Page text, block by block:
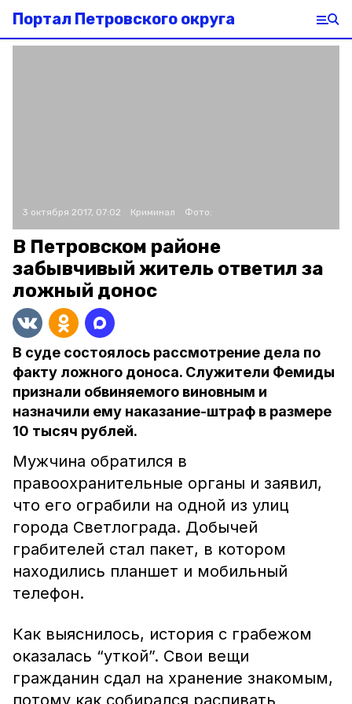
Портал Петровского округа
3 октября 2017, 07:02 Криминал Фото:
В Петровском районе
забывчивый житель ответил за
ложный донос
В суде состоялось рассмотрение дела по
факту ложного доноса. Служители Фемиды
признали обвиняемого виновным и
назначили ему наказание-штраф в размере
10 тысяч рублей.
Мужчина обратился в
правоохранительные органы и заявил,
что его ограбили на одной из улиц
города Светлограда. Добычей
грабителей стал пакет, в котором
находились планшет и мобильный
телефон.
Как выяснилось, история с грабежом
оказалась “уткой”. Свои вещи
гражданин сдал на хранение знакомым,
потому как собирался распивать